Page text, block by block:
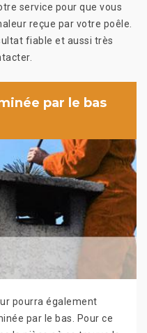
service pour que vous
reçue par votre poêle.
fiable et aussi très
par le bas
pourra également
par le bas. Pour ce